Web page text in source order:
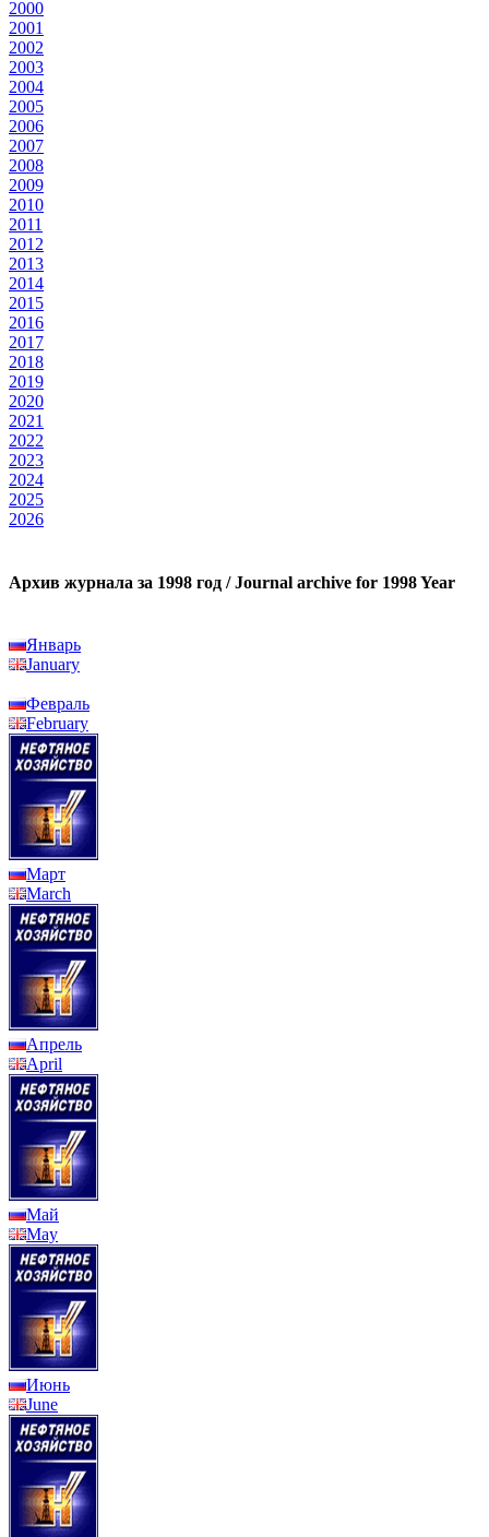
2000
2001
2002
2003
2004
2005
2006
2007
2008
2009
2010
2011
2012
2013
2014
2015
2016
2017
2018
2019
2020
2021
2022
2023
2024
2025
2026
Архив журнала за 1998 год / Journal archive for 1998 Year
Январь
January
Февраль
February
Март
March
Апрель
April
Май
May
Июнь
June